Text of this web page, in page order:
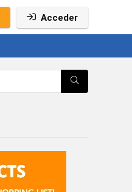
Acceder